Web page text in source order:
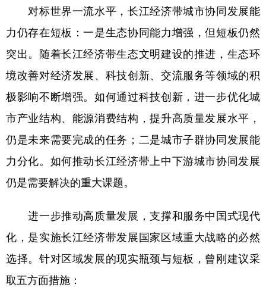
辽宁 吉林 上海 江苏
浙江 安徽 福建 江西
山东 河南 湖北 湖南
陕西 甘肃 青海 宁夏
新疆 内蒙古 黑龙江
English Español Français عربى
Русский язык 日本語 한국어
Deutsch
对标世界一流水平，长江经济带城市协同发展能
力仍存在短板：一是生态协同能力增强，但短板仍然
突出。随着长江经济带生态文明建设的推进，生态环
境改善对经济发展、科技创新、交流服务等领域的积
极影响不断增强。如何通过科技创新，进一步优化城
市产业结构、能源消费结构，提升高质量发展水平，
仍是未来需要完成的任务；二是城市子群协同发展能
力分化。如何推动长江经济带上中下游城市协同发展
仍是需要解决的重大课题。
进一步推动高质量发展，支撑和服务中国式现代
化，是实施长江经济带发展国家区域重大战略的必然
选择。针对区域发展的现实瓶颈与短板，曾刚建议采
取五方面措施：